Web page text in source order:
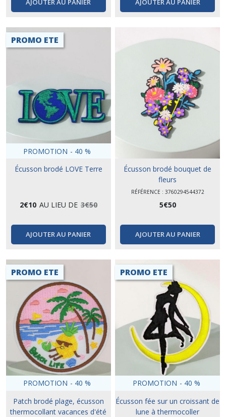
AJOUTER AU PANIER AJOUTER AU PANIER
PROMO ETE
PROMOTION - 40 %
Écusson brodé LOVE Terre
2€10 AU LIEU DE 3€50
AJOUTER AU PANIER
Écusson brodé bouquet de
fleurs
RÉFÉRENCE : 3760294544372
5€50
AJOUTER AU PANIER
PROMO ETE
PROMOTION - 40 %
Patch brodé plage, écusson
thermocollant vacances d'été
PROMO ETE
PROMOTION - 40 %
Écusson fée sur un croissant de
lune à thermocoller